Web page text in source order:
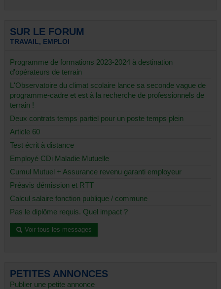
SUR LE FORUM
TRAVAIL, EMPLOI
Programme de formations 2023-2024 à destination
d'opérateurs de terrain
L'Observatoire du climat scolaire lance sa seconde vague de
programme-cadre et est à la recherche de professionnels de
terrain !
Deux contrats temps partiel pour un poste temps plein
Article 60
Test écrit à distance
Employé CDi Maladie Mutuelle
Cumul Mutuel + Assurance revenu garanti employeur
Préavis démission et RTT
Calcul salaire fonction publique / commune
Pas le diplôme requis. Quel impact ?
Voir tous les messages
PETITES ANNONCES
Publier une petite annonce